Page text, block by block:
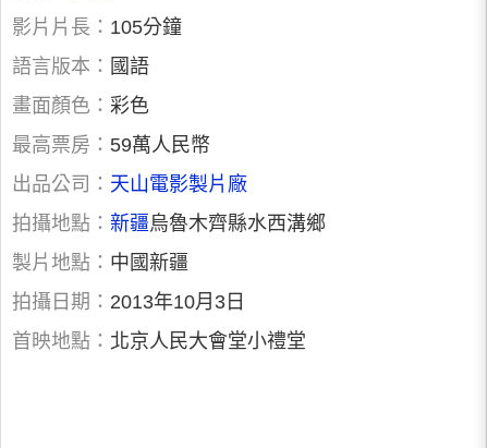
影片片長： 105分鐘
語言版本： 國語
畫面顏色： 彩色
最高票房： 59萬人民幣
出品公司： 天山電影製片廠
拍攝地點： 新疆烏魯木齊縣水西溝鄉
製片地點： 中國新疆
拍攝日期： 2013年10月3日
首映地點： 北京人民大會堂小禮堂